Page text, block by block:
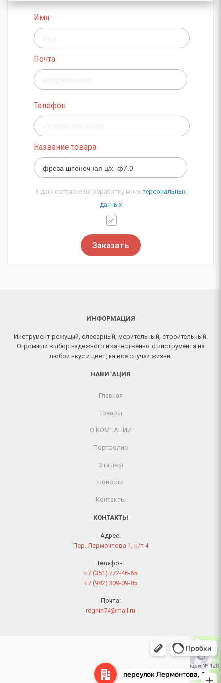
Имя
Почта
Телефон
Название товара
Я даю согласие на обработку моих персональных
данных
Заказать
ИНФОРМАЦИЯ
Инструмент режущий, слесарный, мерительный, строительный.
Огромный выбор надежного и качественного инструмента на
любой вкус и цвет, на все случаи жизни.
НАВИГАЦИЯ
Главная
Товары
О КОМПАНИИ
Портфолио
Отзывы
Новости
Контакты
КОНТАКТЫ
Адрес:
Пер. Лермонтова 1, н/п 4
Телефон:
+7 (351) 772-46-65
+7 (982) 309-09-85
Почта:
reghin74@mail.ru